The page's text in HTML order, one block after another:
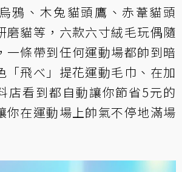
鴉、木兔貓頭鷹、赤葦貓頭
磨貓等，六款六寸絨毛玩偶隨
一條帶到任何運動場都帥到暗
「飛べ」提花運動毛巾、在加
店看到都自動讓你節省5元的
你在運動場上帥氣不停地滿場